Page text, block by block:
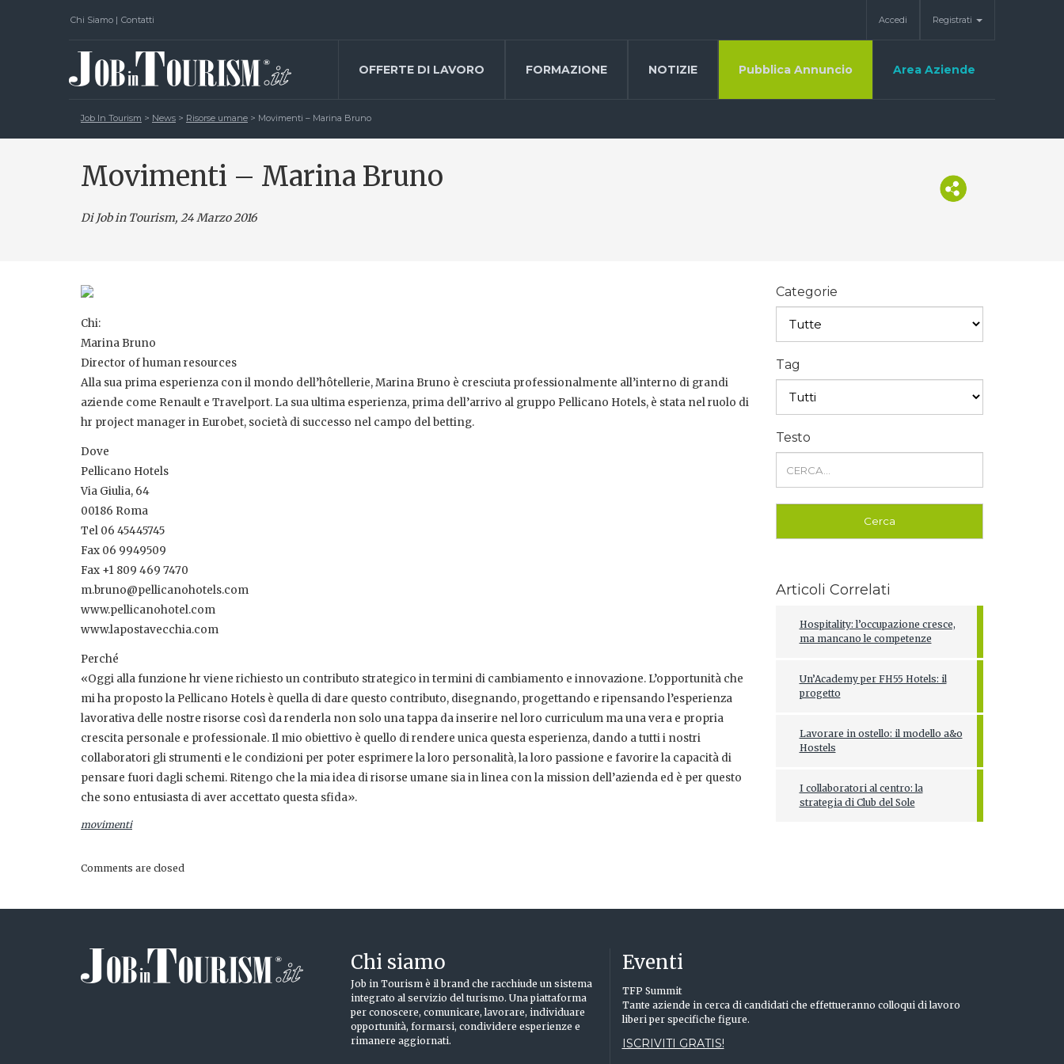
Chi Siamo | Contatti Accedi Registrati
OFFERTE DI LAVORO FORMAZIONE NOTIZIE Pubblica Annuncio Area Aziende
Job In Tourism > News > Risorse umane > Movimenti – Marina Bruno
Movimenti – Marina Bruno
Di Job in Tourism, 24 Marzo 2016
Chi:
Marina Bruno
Director of human resources
Alla sua prima esperienza con il mondo dell’hôtellerie, Marina Bruno è cresciuta professionalmente all’interno di grandi
aziende come Renault e Travelport. La sua ultima esperienza, prima dell’arrivo al gruppo Pellicano Hotels, è stata nel ruolo di
hr project manager in Eurobet, società di successo nel campo del betting.
Dove
Pellicano Hotels
Via Giulia, 64
00186 Roma
Tel 06 45445745
Fax 06 9949509
Fax +1 809 469 7470
m.bruno@pellicanohotels.com
www.pellicanohotel.com
www.lapostavecchia.com
Perché
«Oggi alla funzione hr viene richiesto un contributo strategico in termini di cambiamento e innovazione. L’opportunità che
mi ha proposto la Pellicano Hotels è quella di dare questo contributo, disegnando, progettando e ripensando l’esperienza
lavorativa delle nostre risorse così da renderla non solo una tappa da inserire nel loro curriculum ma una vera e propria
crescita personale e professionale. Il mio obiettivo è quello di rendere unica questa esperienza, dando a tutti i nostri
collaboratori gli strumenti e le condizioni per poter esprimere la loro personalità, la loro passione e favorire la capacità di
pensare fuori dagli schemi. Ritengo che la mia idea di risorse umane sia in linea con la mission dell’azienda ed è per questo
che sono entusiasta di aver accettato questa sfida».
movimenti
Comments are closed
Categorie
Tag
Testo
Articoli Correlati
Hospitality: l’occupazione cresce,
ma mancano le competenze
Un’Academy per FH55 Hotels: il
progetto
Lavorare in ostello: il modello a&o
Hostels
I collaboratori al centro: la
strategia di Club del Sole
Chi siamo
Job in Tourism è il brand che racchiude un sistema
integrato al servizio del turismo. Una piattaforma
per conoscere, comunicare, lavorare, individuare
opportunità, formarsi, condividere esperienze e
rimanere aggiornati.
Eventi
TFP Summit
Tante aziende in cerca di candidati che effettueranno colloqui di lavoro
liberi per specifiche figure.
ISCRIVITI GRATIS!